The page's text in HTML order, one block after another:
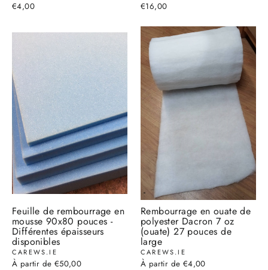
€4,00 €16,00
Feuille de rembourrage en
mousse 90x80 pouces -
Différentes épaisseurs
disponibles
CAREWS.IE
À partir de €50,00
Rembourrage en ouate de
polyester Dacron 7 oz
(ouate) 27 pouces de
large
CAREWS.IE
À partir de €4,00